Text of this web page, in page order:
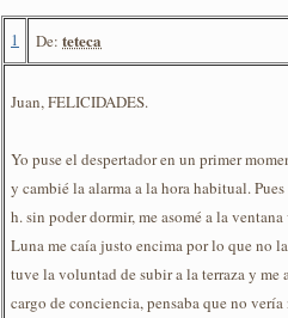
1 De: teteca
Juan, FELICIDADES.
Yo puse el despertador en un primer
y cambié la alarma a la hora habitual.
h. sin poder dormir, me asomé a la
Luna me caía justo encima por lo que no
tuve la voluntad de subir a la terraza y me
cargo de conciencia, pensaba que no